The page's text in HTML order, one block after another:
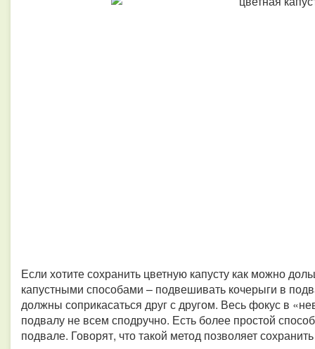
Если хотите сохранить цветную капусту как можно
капустными способами – подвешивать кочерыги в
должны соприкасаться друг с другом. Весь фокус в
подвалу не всем сподручно. Есть более простой
подвале. Говорят, что такой метод позволяет